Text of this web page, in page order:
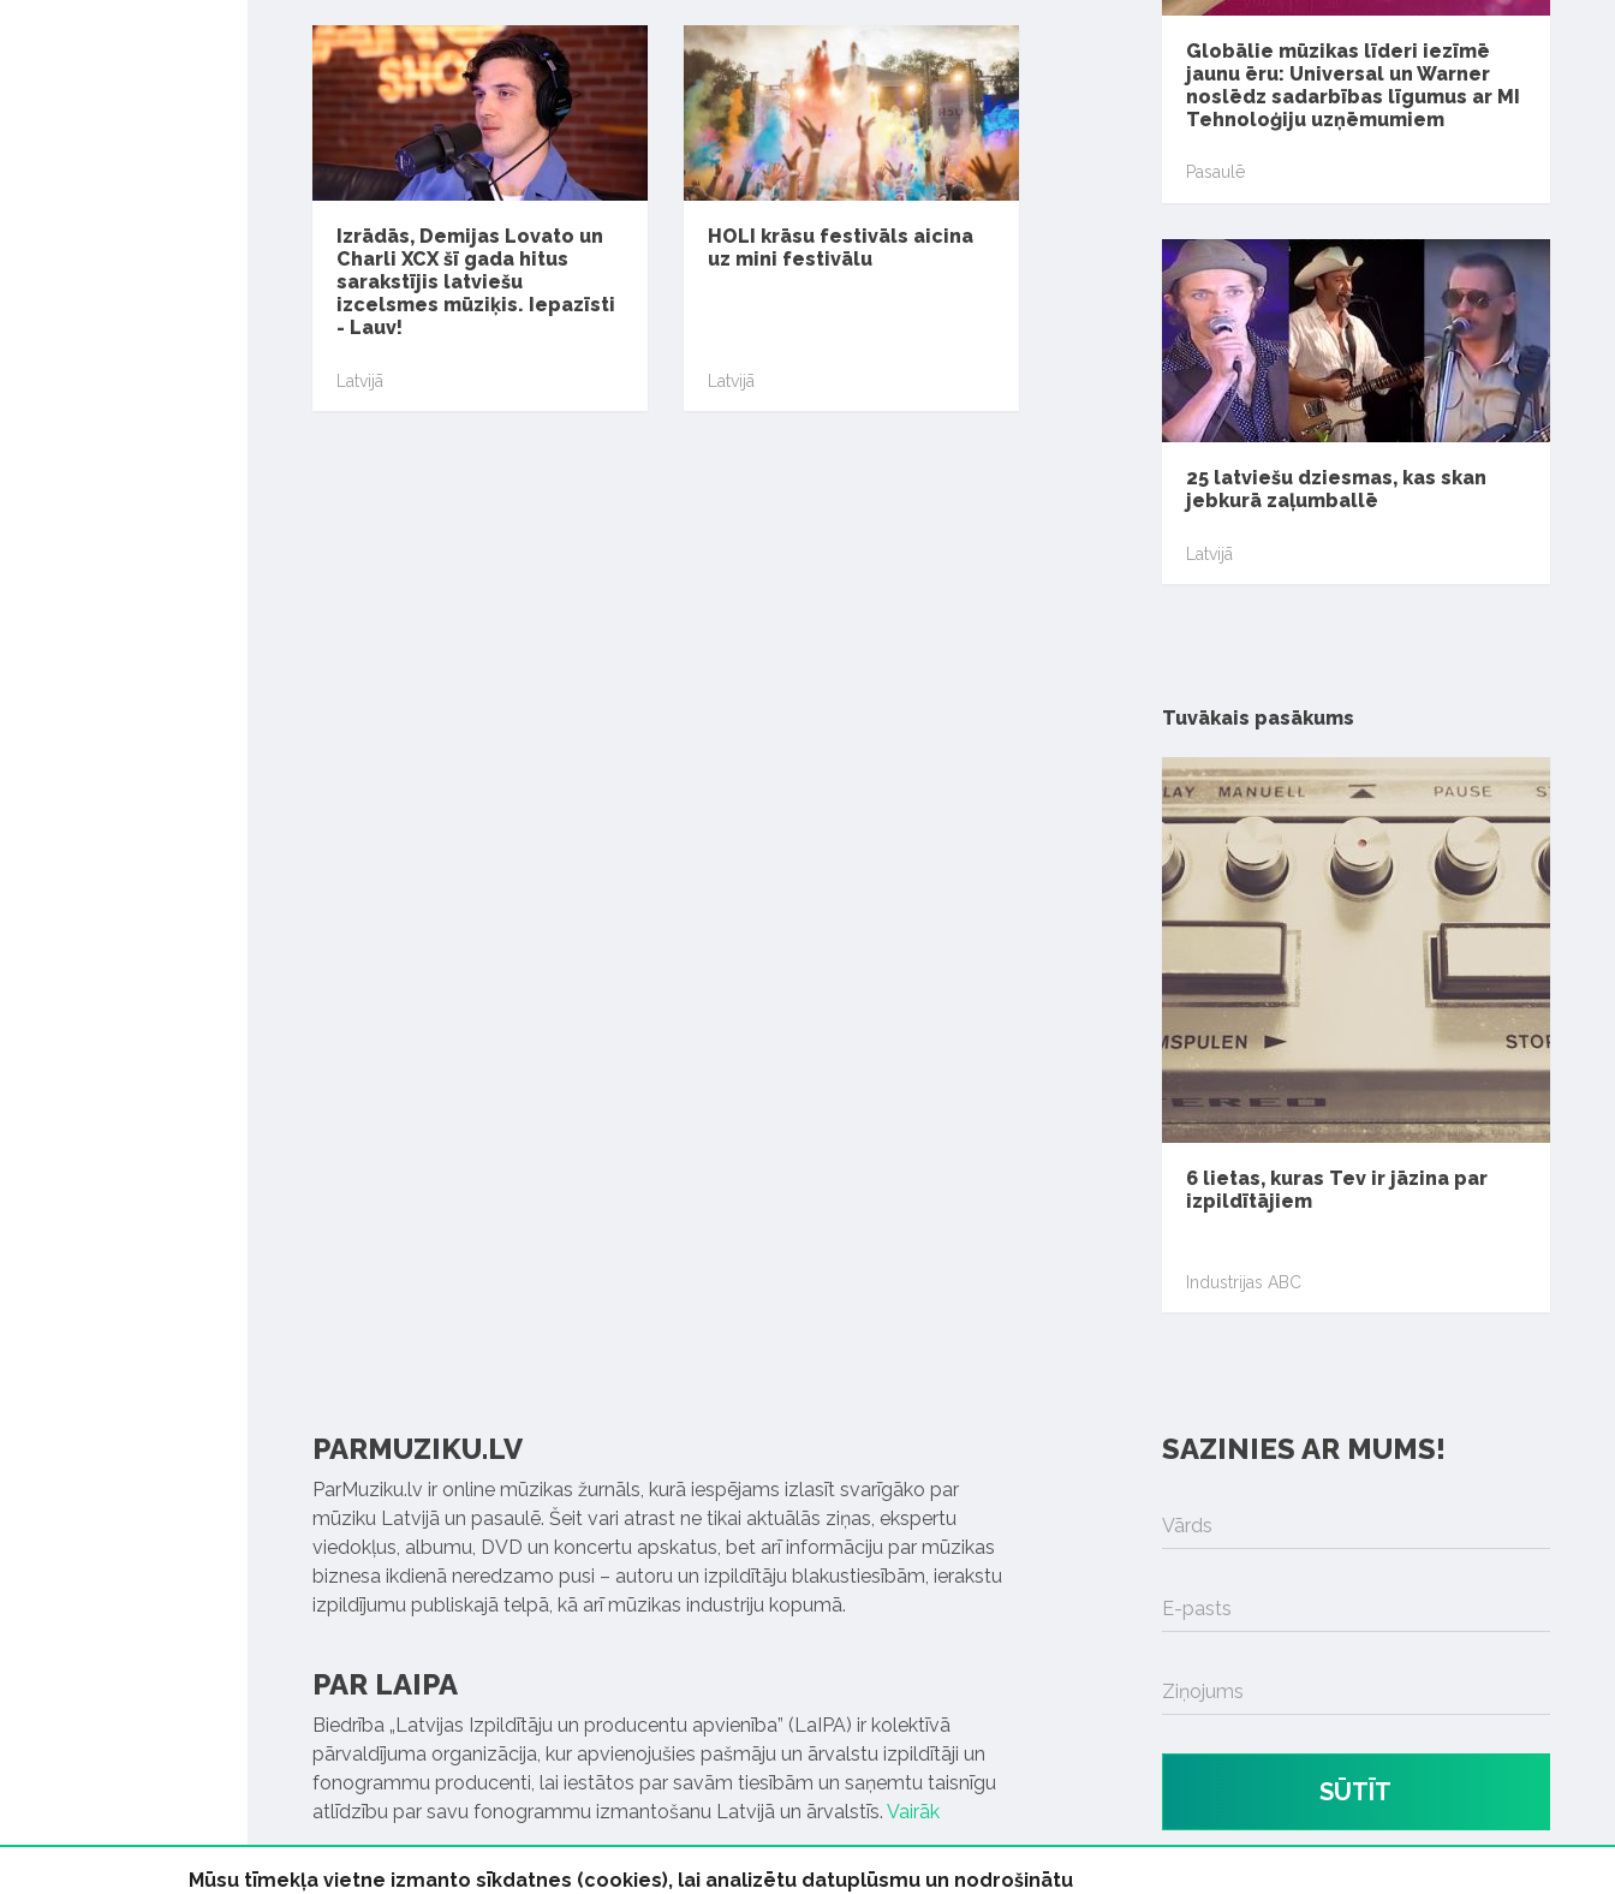
Izrādās, Demijas Lovato un
Charli XCX šī gada hitus
sarakstījis latviešu
izcelsmes mūziķis. Iepazīsti
- Lauv!
Latvijā
HOLI krāsu festivāls aicina
uz mini festivālu
Latvijā
Globālie mūzikas līderi iezīmē
jaunu ēru: Universal un Warner
noslēdz sadarbības līgumus ar MI
Tehnoloģiju uzņēmumiem
Pasaulē
25 latviešu dziesmas, kas skan
jebkurā zaļumballē
Latvijā
Tuvākais pasākums
6 lietas, kuras Tev ir jāzina par
izpildītājiem
Industrijas ABC
PARMUZIKU.LV
ParMuziku.lv ir online mūzikas žurnāls, kurā iespējams izlasīt svarīgāko par
mūziku Latvijā un pasaulē. Šeit vari atrast ne tikai aktuālās ziņas, ekspertu
viedokļus, albumu, DVD un koncertu apskatus, bet arī informāciju par mūzikas
biznesa ikdienā neredzamo pusi – autoru un izpildītāju blakustiesībām, ierakstu
izpildījumu publiskajā telpā, kā arī mūzikas industriju kopumā.
PAR LAIPA
Biedrība „Latvijas Izpildītāju un producentu apvienība” (LaIPA) ir kolektīvā
pārvaldījuma organizācija, kur apvienojušies pašmāju un ārvalstu izpildītāji un
fonogrammu producenti, lai iestātos par savām tiesībām un saņemtu taisnīgu
atlīdzību par savu fonogrammu izmantošanu Latvijā un ārvalstīs. Vairāk
SAZINIES AR MUMS!
Vārds
E-pasts
Ziņojums
SŪTĪT
Mūsu tīmekļa vietne izmanto sīkdatnes (cookies), lai analizētu datuplūsmu un nodrošinātu